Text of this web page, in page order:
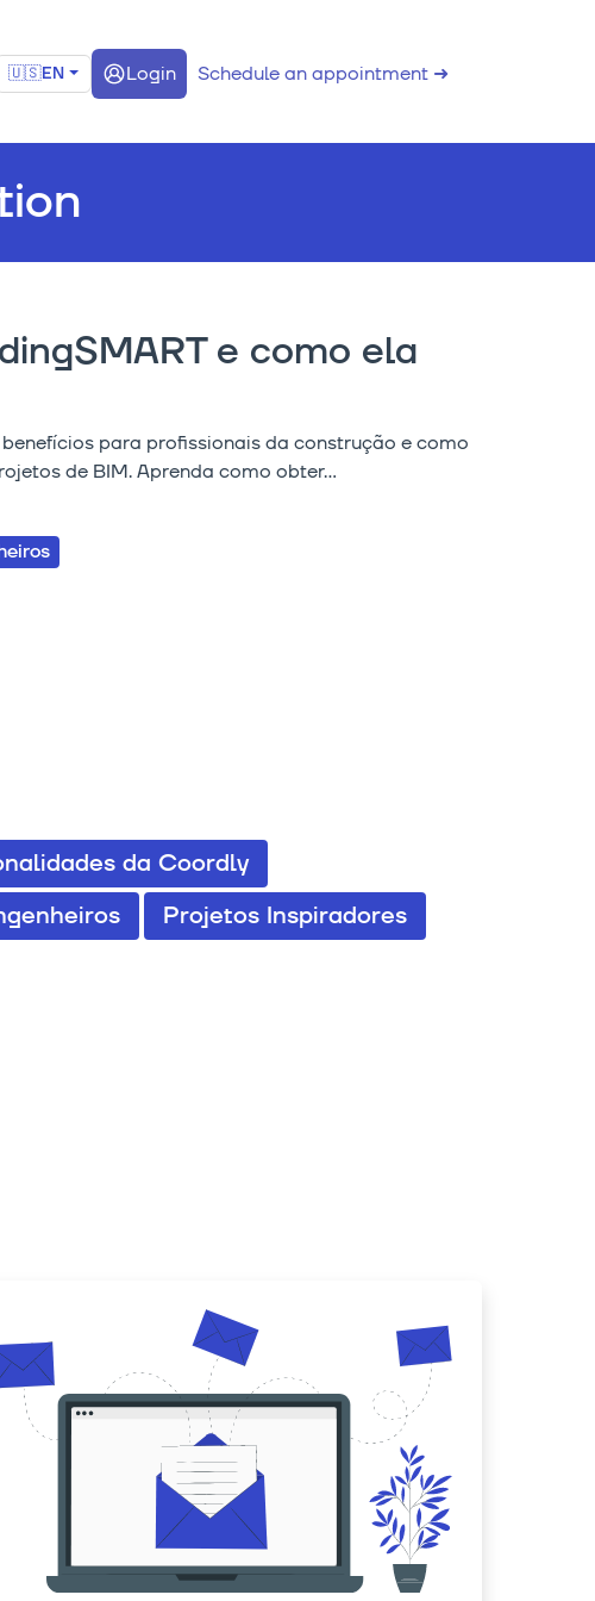
🇺🇸EN Login Schedule an appointment ➜
e como ela
para profissionais da construção e como
de BIM. Aprenda como obter...
da Coordly
Projetos Inspiradores